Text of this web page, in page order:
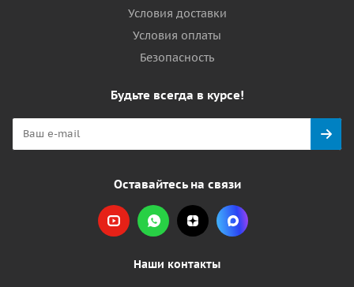
Условия доставки
Условия оплаты
Безопасность
Будьте всегда в курсе!
Оставайтесь на связи
Наши контакты